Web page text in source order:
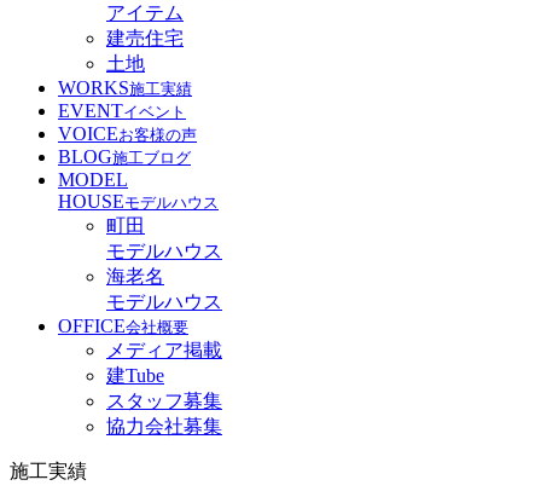
アイテム
建売住宅
土地
WORKS施工実績
EVENTイベント
VOICEお客様の声
BLOG施工ブログ
MODEL
HOUSEモデルハウス
町田
モデルハウス
海老名
モデルハウス
OFFICE会社概要
メディア掲載
建Tube
スタッフ募集
協力会社募集
施工実績